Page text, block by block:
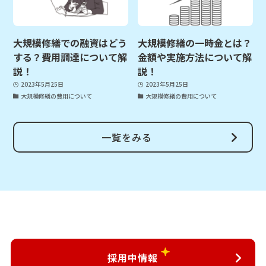
大規模修繕での融資はどう
する？費用調達について解
説！
2023年5月25日
大規模修繕の費用について
大規模修繕の一時金とは？
金額や実施方法について解
説！
2023年5月25日
大規模修繕の費用について
一覧をみる
採用中情報